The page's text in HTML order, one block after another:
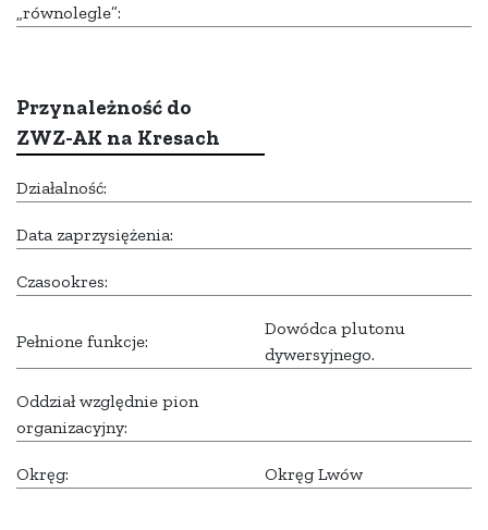
„równolegle”:
Przynależność do
ZWZ-AK na Kresach
Działalność:
Data zaprzysiężenia:
Czasookres:
Pełnione funkcje:
Dowódca plutonu
dywersyjnego.
Oddział względnie pion
organizacyjny:
Okręg: Okręg Lwów